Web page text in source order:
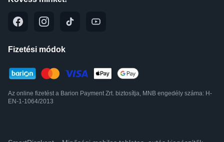
Fizetési módok
Az online fizetést a Barion Payment Zrt. biztosítja, MNB engedély száma: H-
EN-1-1064/2013